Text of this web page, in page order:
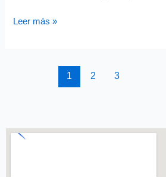
Leer más »
1 2 3